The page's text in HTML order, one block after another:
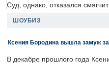
Суд, однако, отказался
ШОУБИЗ
Ксения Бородина вышла замуж
В декабре прошлого года